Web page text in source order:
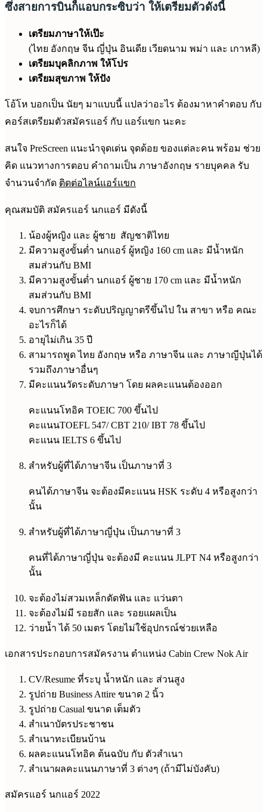
ซึ่งสายการบินก็แอบกระซิบว่า ให้เตรียมตัวดังนี้
เตรียมภาษาให้เป๊ะ
(ไทย อังกฤษ จีน ญี่ปุ่น อินเดีย เวียดนาม พม่า และ เกาหลี)
เตรียมบุคลิกภาพ ให้โปร
เตรียมสุขภาพ ให้ปัง
โอ้โห บอกเป็น นัยๆ มาแบบนี้ แปลว่าอะไร ต้องมาหาคำตอบ กับ
คอร์สเตรียมตัวสมัครแอร์ กับ แอร์แขก นะคะ
สนใจ PreScreen แนะนำจุดเด่น จุดด้อย ของแต่ละคน พร้อม ช่วย
คิด แนวทางการตอบ คำถามเป็น ภาษาอังกฤษ รายบุคคล รับ
จำนวนจำกัด ติดต่อไลน์แอร์แขก
คุณสมบัติ สมัครแอร์ นกแอร์ มีดังนี้
น้องผู้หญิง และ ผู้ชาย สัญชาติไทย
มีความสูงขั้นต่ำ นกแอร์ ผู้หญิง 160 cm และ มีน้ำหนัก
สมส่วนกับ BMI
มีความสูงขั้นต่ำ นกแอร์ ผู้ชาย 170 cm และ มีน้ำหนัก
สมส่วนกับ BMI
จบการศึกษา ระดับปริญญาตรีขึ้นไป ใน สาขา หรือ คณะ
อะไรก็ได้
อายุไม่เกิน 35 ปี
สามารถพูด ไทย อังกฤษ หรือ ภาษาจีน และ ภาษาญีปุ่นได้
รวมถึงภาษาอื่นๆ
มีคะแนนวัดระดับภาษา โดย ผลคะแนนต้องออก
คะแนนโทอิค TOEIC 700 ขึ้นไป
คะแนนTOEFL 547/ CBT 210/ IBT 78 ขึ้นไป
คะแนน IELTS 6 ขึ้นไป
สำหรับผู้ที่ได้ภาษาจีน เป็นภาษาที่ 3
คนได้ภาษาจีน จะต้องมีคะแนน HSK ระดับ 4 หรือสูงกว่า
นั้น
สำหรับผู้ที่ได้ภาษาญี่ปุ่น เป็นภาษาที่ 3
คนที่ได้ภาษาญี่ปุ่น จะต้องมี คะแนน JLPT N4 หรือสูงกว่า
นั้น
จะต้องไม่สวมเหล็กดัดฟัน และ แว่นตา
จะต้องไม่มี รอยสัก และ รอยแผลเป็น
ว่ายน้ำ ได้ 50 เมตร โดยไม่ใช้อุปกรณ์ช่วยเหลือ
เอกสารประกอบการสมัครงาน ตำแหน่ง Cabin Crew Nok Air
CV/Resume ที่ระบุ น้ำหนัก และ ส่วนสูง
รูปถ่าย Business Attire ขนาด 2 นิ้ว
รูปถ่าย Casual ขนาด เต็มตัว
สำเนาบัตรประชาชน
สำเนาทะเบียนบ้าน
ผลคะแนนโทอิค ต้นฉบับ กับ ตัวสำเนา
สำเนาผลคะแนนภาษาที่ 3 ต่างๆ (ถ้ามีไม่บังคับ)
สมัครแอร์ นกแอร์ 2022